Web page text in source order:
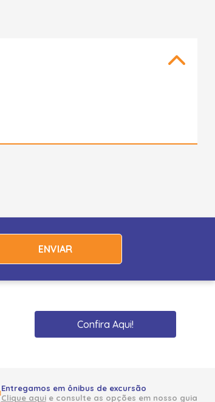
ENVIAR
Confira Aqui!
Entregamos em ônibus de excursão
Clique aquie consulte as opções em nosso guia